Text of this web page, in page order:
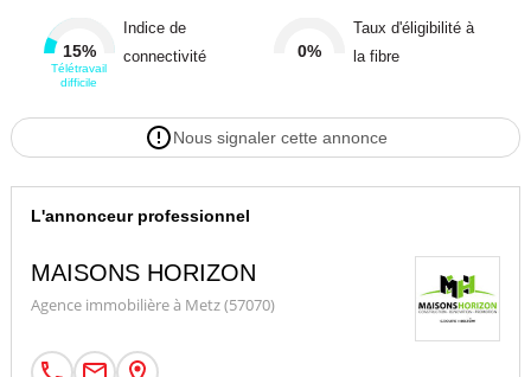
MAISONS HORIZON
15%
Télétravail
difficile
Indice de
connectivité
0%
Taux d'éligibilité à
la fibre
Nous signaler cette annonce
L'annonceur professionnel
MAISONS HORIZON
Agence immobilière à Metz (57070)